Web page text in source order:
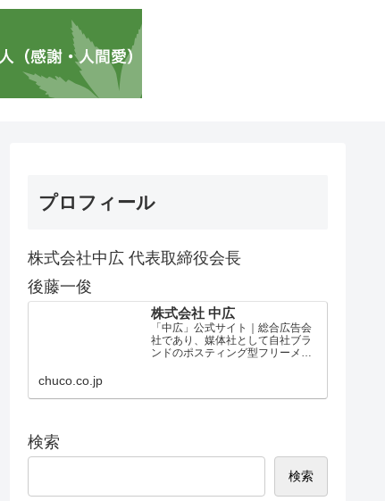
プロフィール
株式会社中広 代表取締役会長
後藤一俊
株式会社 中広
「中広」公式サイト｜総合広告会
社であり、媒体社として自社ブラ
ンドのポスティング型フリーメデ
chuco.co.jp
検索
検索